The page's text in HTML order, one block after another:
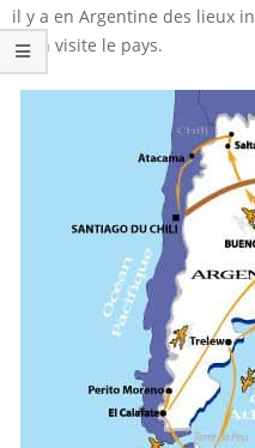
il y a en Argentine des lieux
si on visite le pays.